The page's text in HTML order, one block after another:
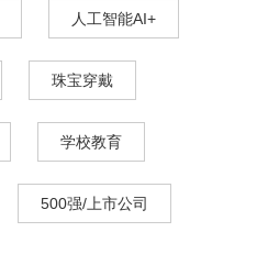
人工智能AI+
珠宝穿戴
学校教育
500强/上市公司